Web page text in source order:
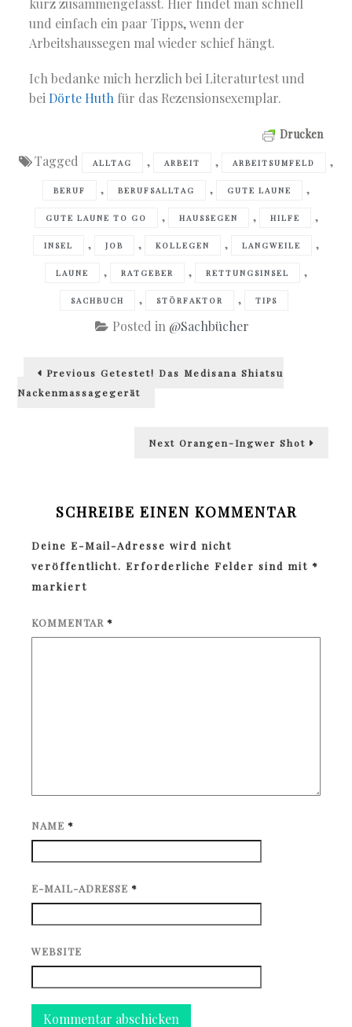
kurz zusammengefasst. Hier findet man schnell
und einfach ein paar Tipps, wenn der
Arbeitshaussegen mal wieder schief hängt.
Ich bedanke mich herzlich bei Literaturtest und
bei Dörte Huth für das Rezensionsexemplar.
Drucken
Tagged ALLTAG , ARBEIT , ARBEITSUMFELD ,
BERUF , BERUFSALLTAG , GUTE LAUNE ,
GUTE LAUNE TO GO , HAUSSEGEN , HILFE ,
INSEL , JOB , KOLLEGEN , LANGWEILE ,
LAUNE , RATGEBER , RETTUNGSINSEL ,
SACHBUCH , STÖRFAKTOR , TIPS
Posted in @Sachbücher
Beitragsnavigation
Previous Previous
Getestet! Das Medisana Shiatsu
Nackenmassagegerät
Next Next
Orangen-Ingwer Shot
SCHREIBE EINEN KOMMENTAR
Deine E-Mail-Adresse wird nicht
veröffentlicht. Erforderliche Felder sind mit *
markiert
KOMMENTAR *
NAME *
E-MAIL-ADRESSE *
WEBSITE